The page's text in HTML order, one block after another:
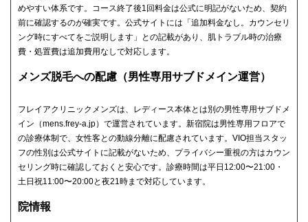
めやすい体系です。コース終了後1回料金は公式に明記がないため、契約
前に確認するのが確実です。公式サイトには「追加料金なし。カウンセリ
ング時にすべてをご説明します」との記載があり、肌トラブル時の治療
費・処置費は追加費用なしで対応します。
メンズ脱毛への配慮（男性専用サブドメイン運営）
フレイアクリニックメンズは、レディース本体とは別の男性専用サブドメ
イン（mens.frey-a.jp）で運営されています。新宿院は男性専用フロアで
の診療体制で、女性客との動線分離に配慮されています。VIO担当スタッ
フの性別は公式サイトに記載がないため、プライバシー重視の方はカウン
セリング時に確認しておくと安心です。診療時間は平日12:00〜21:00・
土日祝11:00〜20:00と夜21時まで対応しています。
院情報